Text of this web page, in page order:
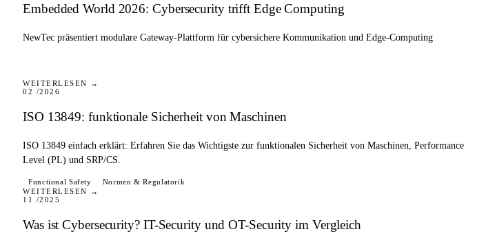
Embedded World 2026: Cybersecurity trifft Edge Computing
NewTec präsentiert modulare Gateway-Plattform für cybersichere Kommunikation und Edge-Computing
WEITERLESEN →
02 /2026
ISO 13849: funktionale Sicherheit von Maschinen
ISO 13849 einfach erklärt: Erfahren Sie das Wichtigste zur funktionalen Sicherheit von Maschinen, Performance
Level (PL) und SRP/CS.
Functional Safety Normen & Regulatorik
WEITERLESEN →
BLOG
11 /2025
Was ist Cybersecurity? IT-Security und OT-Security im Vergleich